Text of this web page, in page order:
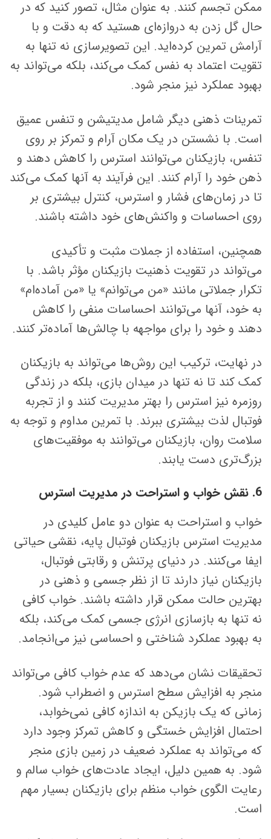
ممکن تجسم کنند. به عنوان مثال، تصور کنید که در
حال گل زدن به دروازه‌ای هستید که به دقت و با
آرامش تمرین کرده‌اید. این تصویرسازی نه تنها به
تقویت اعتماد به نفس کمک می‌کند، بلکه می‌تواند به
بهبود عملکرد نیز منجر شود.
تمرینات ذهنی دیگر شامل مدیتیشن و تنفس عمیق
است. با نشستن در یک مکان آرام و تمرکز بر روی
تنفس، بازیکنان می‌توانند استرس را کاهش دهند و
ذهن خود را آرام کنند. این فرآیند به آنها کمک می‌کند
تا در زمان‌های فشار و استرس، کنترل بیشتری بر
روی احساسات و واکنش‌های خود داشته باشند.
همچنین، استفاده از جملات مثبت و تأکیدی
می‌تواند در تقویت ذهنیت بازیکنان مؤثر باشد. با
تکرار جملاتی مانند «من می‌توانم» یا «من آماده‌ام»
به خود، آنها می‌توانند احساسات منفی را کاهش
دهند و خود را برای مواجهه با چالش‌ها آماده‌تر کنند.
در نهایت، ترکیب این روش‌ها می‌تواند به بازیکنان
کمک کند تا نه تنها در میدان بازی، بلکه در زندگی
روزمره نیز استرس را بهتر مدیریت کنند و از تجربه
فوتبال لذت بیشتری ببرند. با تمرین مداوم و توجه به
سلامت روان، بازیکنان می‌توانند به موفقیت‌های
بزرگ‌تری دست یابند.
6. نقش خواب و استراحت در مدیریت استرس
خواب و استراحت به عنوان دو عامل کلیدی در
مدیریت استرس بازیکنان فوتبال پایه، نقشی حیاتی
ایفا می‌کنند. در دنیای پرتنش و رقابتی فوتبال،
بازیکنان نیاز دارند تا از نظر جسمی و ذهنی در
بهترین حالت ممکن قرار داشته باشند. خواب کافی
نه تنها به بازسازی انرژی جسمی کمک می‌کند، بلکه
به بهبود عملکرد شناختی و احساسی نیز می‌انجامد.
تحقیقات نشان می‌دهد که عدم خواب کافی می‌تواند
منجر به افزایش سطح استرس و اضطراب شود.
زمانی که یک بازیکن به اندازه کافی نمی‌خوابد،
احتمال افزایش خستگی و کاهش تمرکز وجود دارد
که می‌تواند به عملکرد ضعیف در زمین بازی منجر
شود. به همین دلیل، ایجاد عادت‌های خواب سالم و
رعایت الگوی خواب منظم برای بازیکنان بسیار مهم
است.